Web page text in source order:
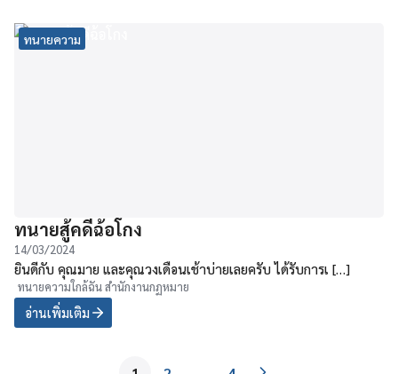
ทนายความ
ทนายสู้คดีฉ้อโกง
14/03/2024
ยินดีกับ คุณมาย และคุณวงเดือนเช้าบ่ายเลยครับ ได้รับการเ […]
ทนายความใกล้ฉัน สำนักงานกฏหมาย
อ่านเพิ่มเติม